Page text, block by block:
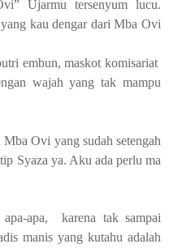
Ujarmu tersenyum lucu.
kau dengar dari Mba Ovi
embun, maskot komisariat
wajah yang tak mampu
Ovi yang sudah setengah
Syaza ya. Aku ada perlu ma
apa,
karena tak sampai
manis yang kutahu adalah